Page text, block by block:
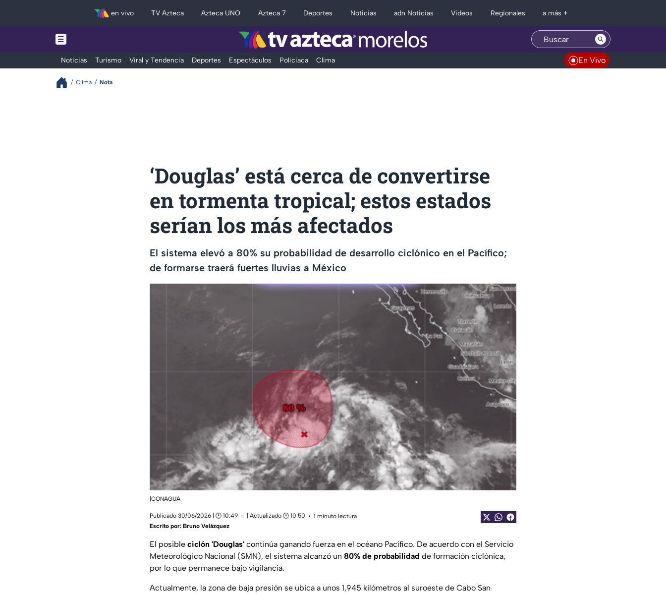
en vivo TV Azteca Azteca UNO Azteca 7 Deportes Noticias adn Noticias Videos Regionales a más +
Noticias Turismo Viral y Tendencia Deportes Espectáculos Policiaca Clima En Vivo
Clima Nota
‘Douglas’ está cerca de convertirse
en tormenta tropical; estos estados
serían los más afectados
El sistema elevó a 80% su probabilidad de desarrollo ciclónico en el Pacífico;
de formarse traerá fuertes lluvias a México
|CONAGUA
Publicado 30/06/2026 | 🕑 10:49 | Actualizado 🕑 10:50
1 minuto lectura
Escrito por: Bruno Velázquez
El posible ciclón 'Douglas' continúa ganando fuerza en el océano Pacífico. De acuerdo con el Servicio
Meteorológico Nacional (SMN), el sistema alcanzó un 80% de probabilidad de formación ciclónica,
por lo que permanece bajo vigilancia.
Actualmente, la zona de baja presión se ubica a unos 1,945 kilómetros al suroeste de Cabo San